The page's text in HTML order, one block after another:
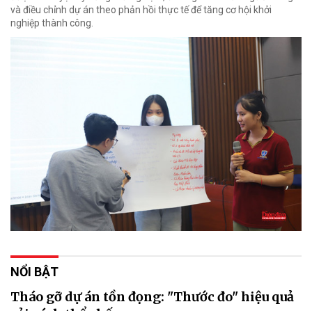
và điều chỉnh dự án theo phản hồi thực tế để tăng cơ hội khởi
nghiệp thành công.
NỔI BẬT
Tháo gỡ dự án tồn đọng: "Thước đo" hiệu quả